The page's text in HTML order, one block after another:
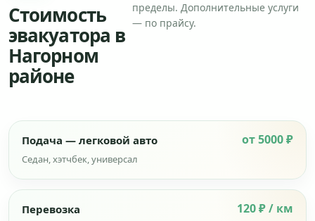
Стоимость
эвакуатора в
Нагорном
районе
пределы. Дополнительные услуги
— по прайсу.
Подача — легковой авто от 5000 ₽
Седан, хэтчбек, универсал
Перевозка 120 ₽ / км